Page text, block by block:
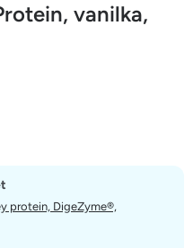
vanilka,
protein, DigeZyme®,